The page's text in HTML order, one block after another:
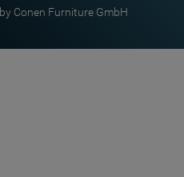
Conen Furniture GmbH